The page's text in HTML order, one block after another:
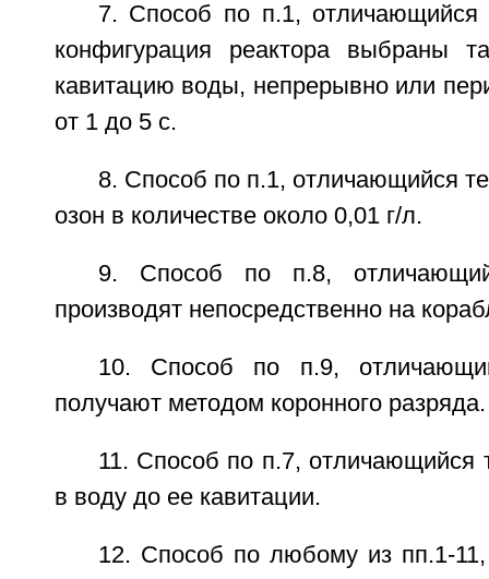
7. Способ по п.1,
конфигурация реактора выбраны
кавитацию воды, непрерывно или
от 1 до 5 с.
8. Способ по п.1, отличающийся
озон в количестве около 0,01 г/л.
9. Способ по п.8,
производят непосредственно на
10. Способ по п.9,
получают методом коронного разряда.
11. Способ по п.7, отличающийся
в воду до ее кавитации.
12. Способ по любому из пп.1-